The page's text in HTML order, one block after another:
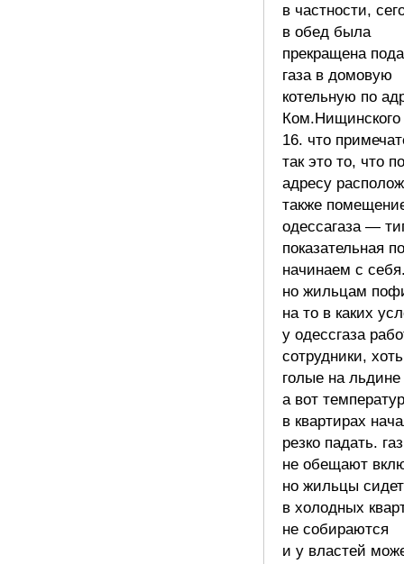
в частности,
в обед была
прекращена
газа в домовую
котельную по
Ком.Нищинского
16. что
так это то, что
адресу
также
одессагаза —
показательная
начинаем с
но жильцам
на то в каких
у одессгаза
сотрудники,
голые на льдине
а вот
в квартирах
резко падать.
не обещают
но жильцы
в холодных
не собираются
и у властей